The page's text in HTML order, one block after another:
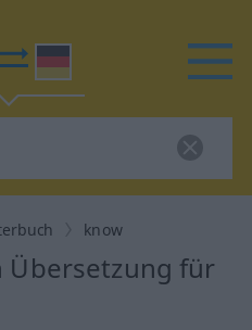
know
Übersetzung für